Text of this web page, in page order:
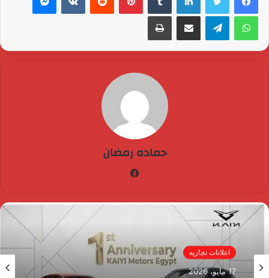
واتساب تيلقرام مشاركة عبر البريد طباعة
حماده رمضان
اعلانات تجاريه
17 مايو، 2026